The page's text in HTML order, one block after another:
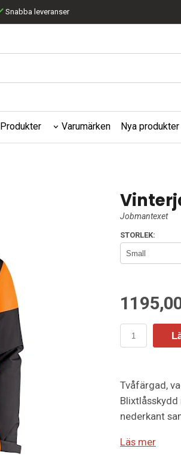
Snabba leveranser
Produkter Varumärken Nya produkter
Jobmantexet
STORLEK:
Tvåfärgad,
nederkant
med
Avrivbar
Läs mer